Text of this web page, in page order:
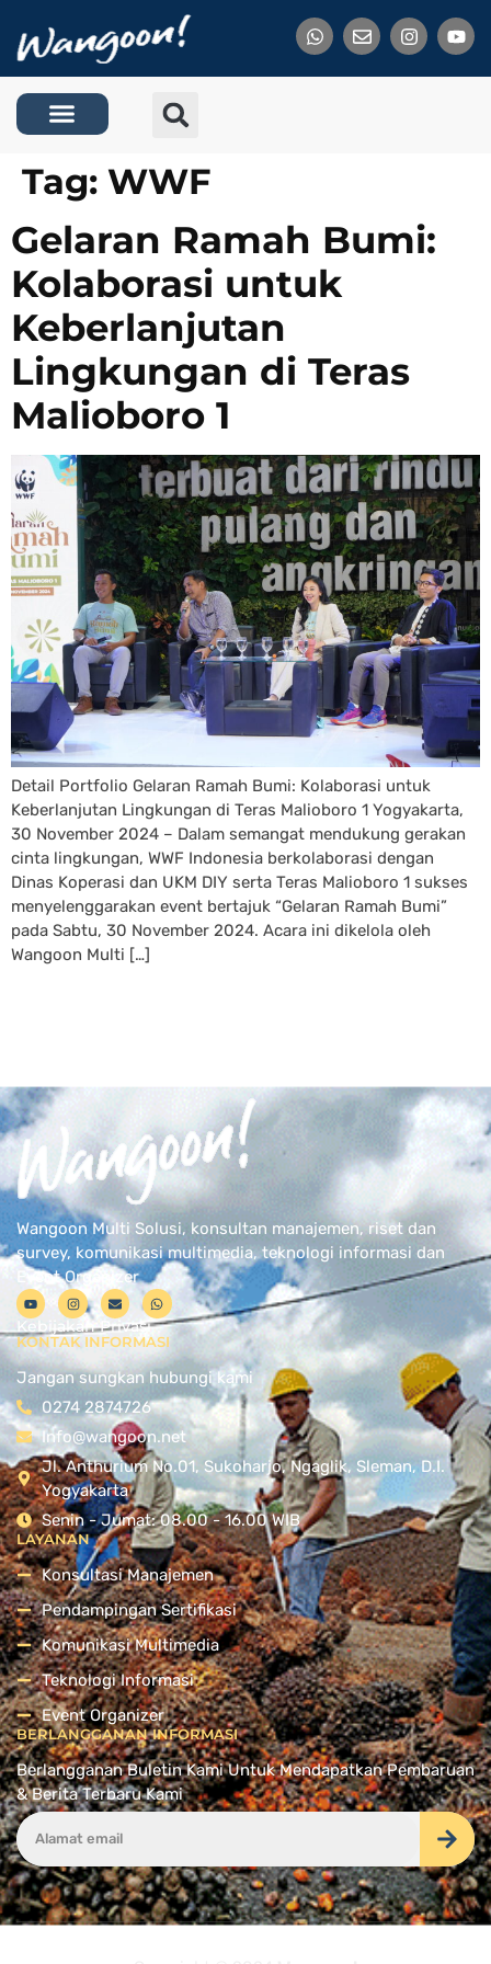
Tag: WWF
Gelaran Ramah Bumi:
Kolaborasi untuk
Keberlanjutan
Lingkungan di Teras
Malioboro 1
Detail Portfolio Gelaran Ramah Bumi: Kolaborasi untuk
Keberlanjutan Lingkungan di Teras Malioboro 1 Yogyakarta,
30 November 2024 – Dalam semangat mendukung gerakan
cinta lingkungan, WWF Indonesia berkolaborasi dengan
Dinas Koperasi dan UKM DIY serta Teras Malioboro 1 sukses
menyelenggarakan event bertajuk “Gelaran Ramah Bumi”
pada Sabtu, 30 November 2024. Acara ini dikelola oleh
Wangoon Multi […]
Wangoon Multi Solusi, konsultan manajemen, riset dan
survey, komunikasi multimedia, teknologi informasi dan
Event Organizer
Kebijakan Privasi
KONTAK INFORMASI
Jangan sungkan hubungi kami
0274 2874726
Info@wangoon.net
Jl. Anthurium No.01, Sukoharjo, Ngaglik, Sleman, D.I.
Yogyakarta
Senin - Jumat: 08.00 - 16.00 WIB
LAYANAN
Konsultasi Manajemen
Pendampingan Sertifikasi
Komunikasi Multimedia
Teknologi Informasi
Event Organizer
BERLANGGANAN INFORMASI
Berlangganan Buletin Kami Untuk Mendapatkan Pembaruan
& Berita Terbaru Kami